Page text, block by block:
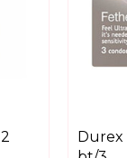
durex fetherlite ultra